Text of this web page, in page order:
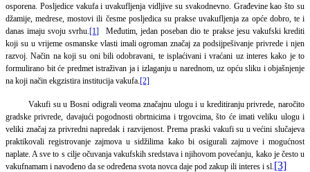
osporena. Posljedice vakufa i uvakufljenja vidljive su svakodnevno. Građevine kao što su
džamije, medrese, mostovi ili česme posljedica su prakse uvakufljenja za opće dobro, te i
danas imaju svoju svrhu.[1]
Međutim, jedan poseban dio te prakse jesu vakufski krediti
koji su u vrijeme osmanske vlasti imali ogroman značaj za podsijpešivanje privrede i njen
razvoj. Način na koji su oni bili odobravani, te isplaćivani i vraćani uz interes kako je to
formulirano bit će predmet istraživan ja i izlaganju u narednom, uz opću sliku i objašnjenje
na koji način ekgzistira institucija vakufa.[2]
Vakufi su u Bosni odigrali veoma značajnu ulogu i u kreditiranju privrede, naročito
gradske privrede, davajući pogodnosti obrtnicima i trgovcima, što će imati veliku ulogu i
veliki značaj za privredni napredak i razvijenost. Prema praski vakufi su u većini slučajeva
praktikovali registrovanje zajmova u sidžilima kako bi osigurali zajmove i mogućnost
naplate. A sve to s cilje očuvanja vakufskih sredstava i njihovom povećanju, kako je često u
vakufnamam i navođeno da se određena svota novca daje pod zakup ili interes i sl.[3]